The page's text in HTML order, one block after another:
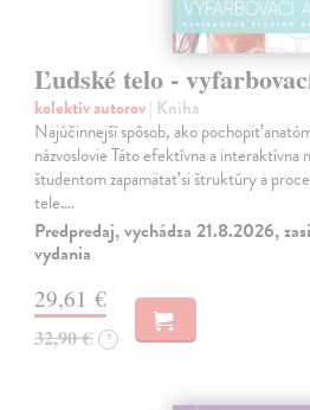
Ľudské telo -
kolektív autorov| Kniha
Najúčinnejší spôsob, ako pochopiť
názvoslovie Táto efektívna a interaktívna
študentom zapamätať si štruktúry a
tele.…
Predpredaj, vychádza 21.8.2026,
vydania
29,61 €
32,90 € ?